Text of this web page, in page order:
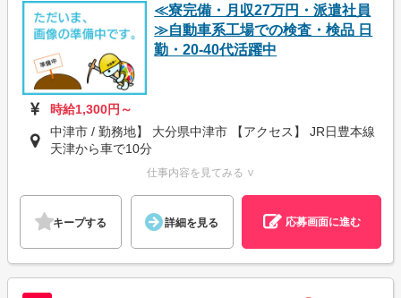
≪寮完備・月収27万円・派遣社員
≫自動車系工場での検査・検品 日
勤・20-40代活躍中
時給1,300円～
中津市 / 勤務地】 大分県中津市 【アクセス】 JR日豊本線
天津から車で10分
仕事内容を見てみる ∨
キープする 詳細を見る 応募画面に進む